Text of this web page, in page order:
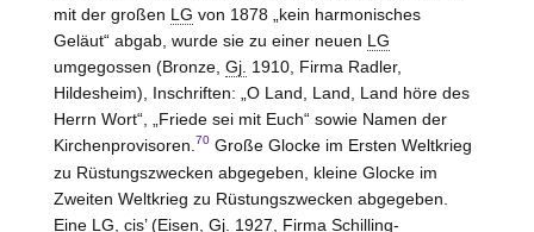
mit der großen LG von 1878 „kein harmonisches
Geläut“ abgab, wurde sie zu einer neuen LG
umgegossen (Bronze, Gj. 1910, Firma Radler,
Hildesheim), Inschriften: „O Land, Land, Land höre des
Herrn Wort“, „Friede sei mit Euch“ sowie Namen der
Kirchenprovisoren.70Große Glocke im Ersten Weltkrieg
zu Rüstungszwecken abgegeben, kleine Glocke im
Zweiten Weltkrieg zu Rüstungszwecken abgegeben.
Eine LG, cis’ (Eisen, Gj. 1927, Firma Schilling-